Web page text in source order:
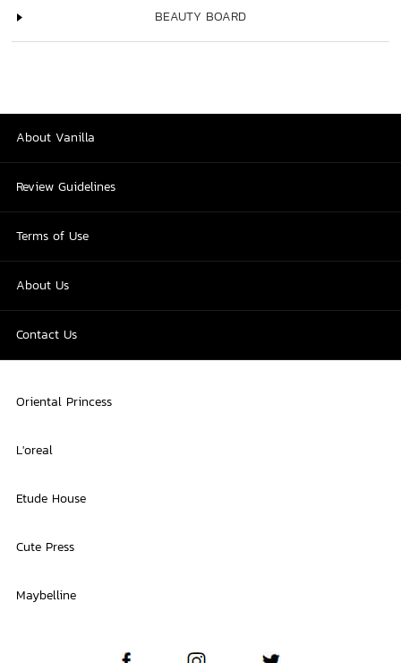
BEAUTY BOARD
About Vanilla
Review Guidelines
Terms of Use
About Us
Contact Us
Oriental Princess
L'oreal
Etude House
Cute Press
Maybelline